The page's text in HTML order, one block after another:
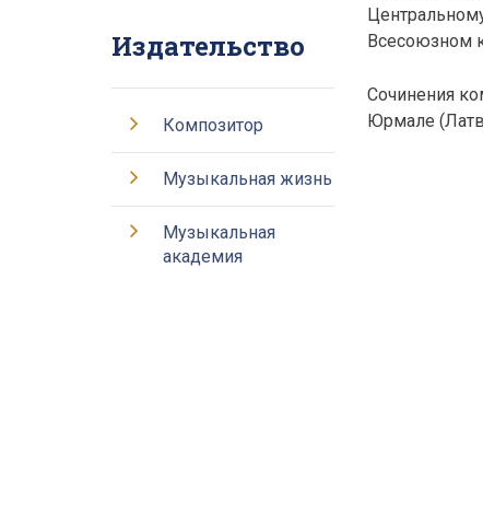
Всесоюзном
Сочинения
Юрмале
Издательство
Композитор
Музыкальная жизнь
Музыкальная
академия